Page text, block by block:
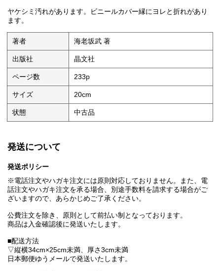
ヤケシミ汚れがあります。ビニールカバー縁にヨレと折れがあり
ます。
著者 海老坂武 著
出版社 晶文社
ページ数 233p
サイズ 20cm
状態 中古品
発送について
発送ポリシー
※電話注文やハガキ注文には原則対応しておりません。また、電
話注文やハガキ注文を承る場合、別途手数料を請求する場合がご
ざいますので、あらかじめご了承ください。
公費注文を除き、原則として前払い制となっております。
商品は入金確認後に発送いたします。
■配送方法
▽縦横34cm×25cm未満、厚さ3cm未満
日本郵便ゆうメールで発送いたします。